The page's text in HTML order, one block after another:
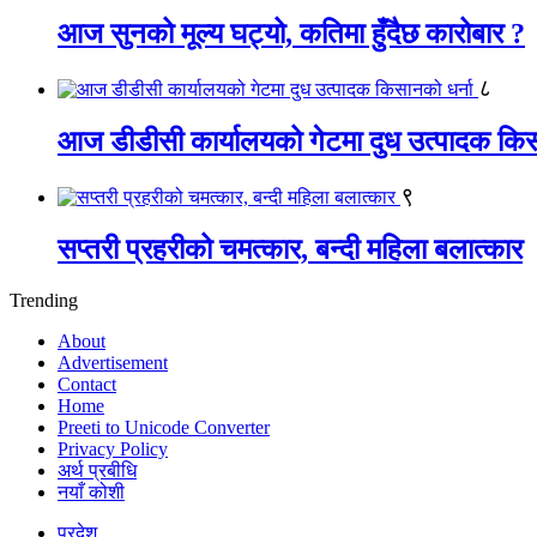
आज सुनको मूल्य घट्यो, कतिमा हुँदैछ कारोबार ?
८
आज डीडीसी कार्यालयको गेटमा दुध उत्पादक
९
सप्तरी प्रहरीको चमत्कार, बन्दी महिला बलात्कार
Trending
About
Advertisement
Contact
Home
Preeti to Unicode Converter
Privacy Policy
अर्थ प्रबीधि
नयाँ कोशी
प्रदेश